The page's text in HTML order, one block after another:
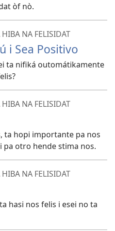
òf nò.
NA FELISIDAT
i Sea Positivo
ta nifiká outomátikamente
NA FELISIDAT
ta hopi importante pa nos
pa otro hende stima nos.
NA FELISIDAT
hasi nos felis i esei no ta